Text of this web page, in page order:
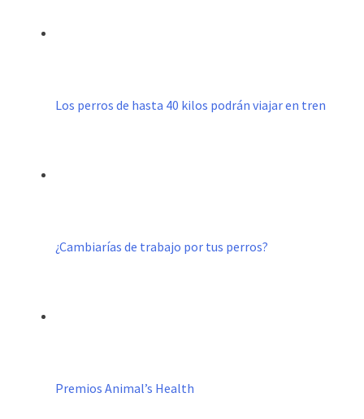
Los perros de hasta 40 kilos podrán viajar en tren
¿Cambiarías de trabajo por tus perros?
Premios Animal’s Health